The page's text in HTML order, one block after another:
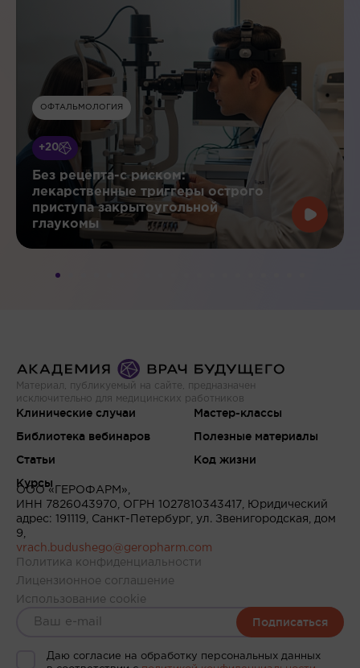
ОФТАЛЬМОЛОГИЯ
+20
Без рецепта-с риском:
лекарственные триггеры острого
приступа закрытоугольной
глаукомы
Материал, публикуемый на сайте, предназначен
исключительно для медицинских работников
Клинические случаи
Библиотека вебинаров
Статьи
Курсы
Мастер-классы
Полезные материалы
Код жизни
ООО «ГЕРОФАРМ»,
ИНН 7826043970, ОГРН 1027810343417, Юридический
адрес: 191119, Санкт-Петербург, ул. Звенигородская, дом
9,
vrach.budushego@geropharm.com
Политика конфиденциальности
Лицензионное соглашение
Использование cookie
Подписаться
Даю согласие на обработку персональных данных